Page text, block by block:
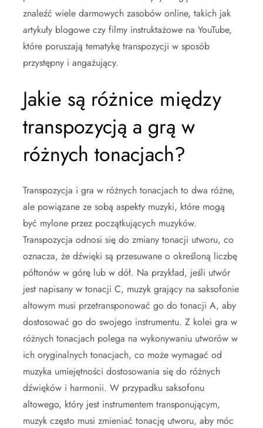
znaleźć wiele darmowych zasobów online, takich jak
artykuły blogowe czy filmy instruktażowe na YouTube,
które poruszają tematykę transpozycji w sposób
przystępny i angażujący.
Jakie są różnice między
transpozycją a grą w
różnych tonacjach?
Transpozycja i gra w różnych tonacjach to dwa różne,
ale powiązane ze sobą aspekty muzyki, które mogą
być mylone przez początkujących muzyków.
Transpozycja odnosi się do zmiany tonacji utworu, co
oznacza, że dźwięki są przesuwane o określoną liczbę
półtonów w górę lub w dół. Na przykład, jeśli utwór
jest napisany w tonacji C, muzyk grający na saksofonie
altowym musi przetransponować go do tonacji A, aby
dostosować go do swojego instrumentu. Z kolei gra w
różnych tonacjach polega na wykonywaniu utworów w
ich oryginalnych tonacjach, co może wymagać od
muzyka umiejętności dostosowania się do różnych
dźwięków i harmonii. W przypadku saksofonu
altowego, który jest instrumentem transponującym,
muzyk często musi zmieniać tonację utworu, aby móc